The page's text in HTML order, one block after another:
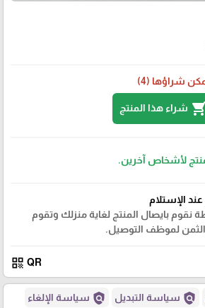
شراؤها (4)
شراء هذا المنتج
لأشخاص آخرين.
الإستلام
نقوم بايصال المنتج لغاية منزلك وتقوم
لموظف التوصيل.
QR
qr_code
policy سياسة التبديل policy سياسة الإلغاء